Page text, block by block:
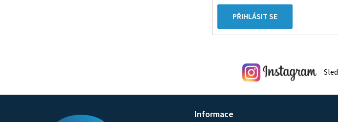
PŘIHLÁSIT SE
Informace